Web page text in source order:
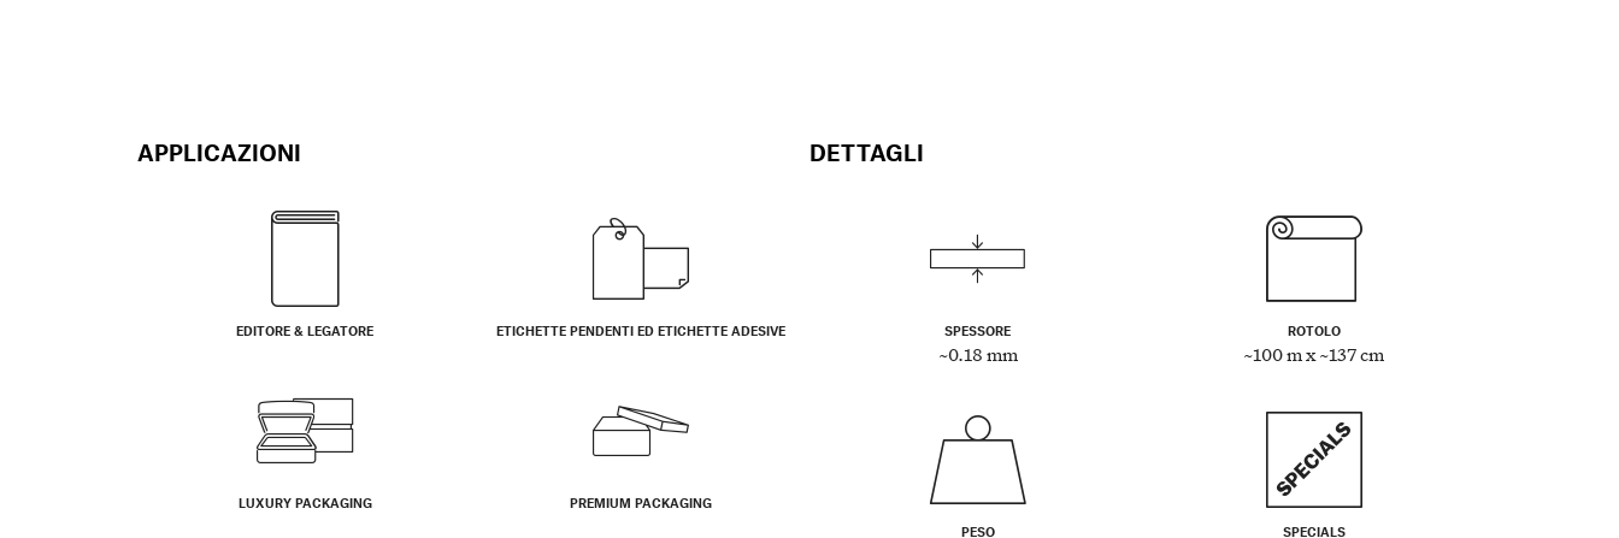
APPLICAZIONI
EDITORE & LEGATORE ETICHETTE PENDENTI ED ETICHETTE ADESIVE
LUXURY PACKAGING PREMIUM PACKAGING
DETTAGLI
SPESSORE
~0.18 mm
ROTOLO
~100 m x ~137 cm
PESO SPECIALS